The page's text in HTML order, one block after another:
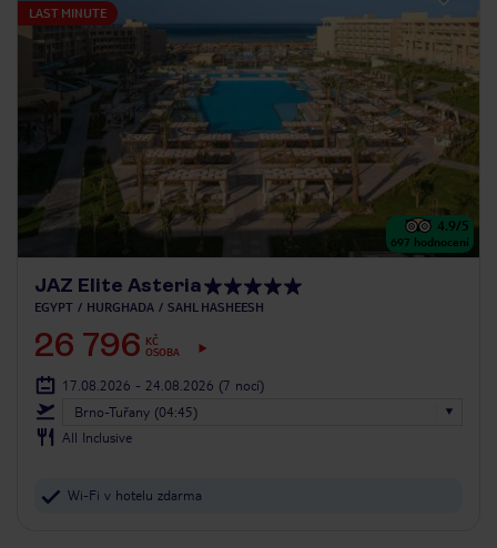
LAST MINUTE
4.9/5
697 hodnocení
JAZ Elite Asteria
EGYPT HURGHADA SAHL HASHEESH
26 796 KČ
OSOBA
17.08.2026 - 24.08.2026 (7 nocí)
Brno-Tuřany (04:45)
All Inclusive
Wi-Fi v hotelu zdarma